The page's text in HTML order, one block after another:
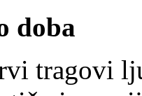
doba
tragovi